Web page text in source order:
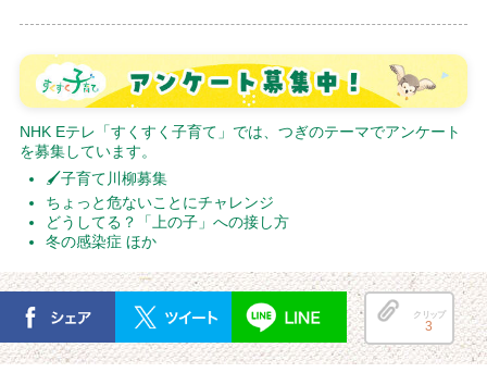
NHK Eテレ「すくすく子育て」では、つぎのテーマでアンケート
を募集しています。
🖌子育て川柳募集
ちょっと危ないことにチャレンジ
どうしてる？「上の子」への接し方
冬の感染症 ほか
クリップ
3